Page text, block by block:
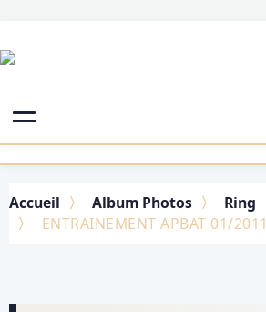
Accueil Album Photos
Ring
ENTRAINEMENT APBAT 01/2011